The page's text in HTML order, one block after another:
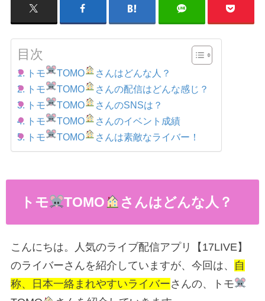
目次
トモ TOMO
さんはどんな人？
トモ
TOMO
さんの配信はどんな感じ？
トモ
TOMO
さんのSNSは？
トモ
TOMO
さんのイベント成績
トモ
TOMO さんは素敵なライバー！
トモ TOMO さんはどんな人？
こんにちは。人気のライブ配信アプリ【17LIVE】
のライバーさんを紹介していますが、今回は、 自
称、日本一絡まれやすいライバーさんの、トモ